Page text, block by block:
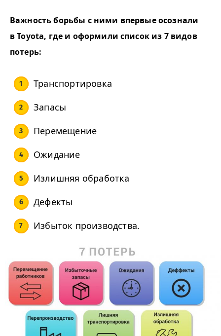
Важность борьбы с ними впервые осознали
в Toyota, где и оформили список из 7видов
потерь:
Транспортировка
Запасы
Перемещение
Ожидание
Излишняя обработка
Дефекты
Избыток производства.